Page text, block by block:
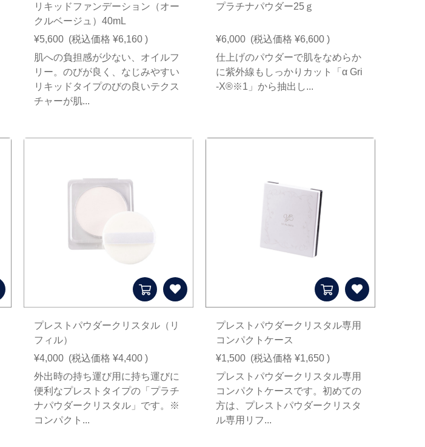
リキッドファンデーション（オー
クルベージュ）40mL
¥5,600 (税込価格 ¥6,160 )
肌への負担感が少ない、オイルフ
リー。のびが良く、なじみやすい
リキッドタイプのびの良いテクス
チャーが肌...
プラチナパウダー25ｇ
¥6,000 (税込価格 ¥6,600 )
仕上げのパウダーで肌をなめらか
に紫外線もしっかりカット「α Gri
-X®※1」から抽出し...
プレストパウダークリスタル（リ
フィル）
¥4,000 (税込価格 ¥4,400 )
外出時の持ち運び用に持ち運びに
便利なプレストタイプの「プラチ
ナパウダークリスタル」です。※
コンパクト...
プレストパウダークリスタル専用
コンパクトケース
¥1,500 (税込価格 ¥1,650 )
プレストパウダークリスタル専用
コンパクトケースです。初めての
方は、プレストパウダークリスタ
ル専用リフ...